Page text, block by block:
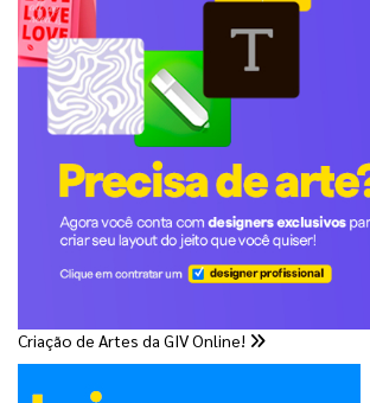
Criação de Artes da GIV Online!